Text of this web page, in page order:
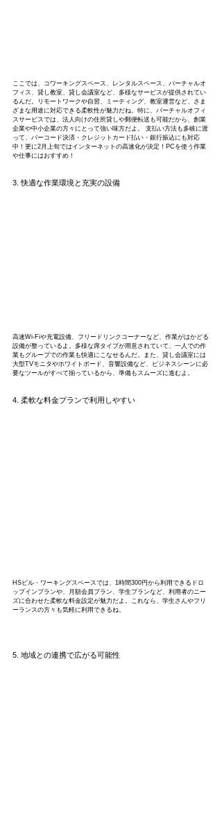
ここでは、コワーキングスペース、レンタルスペース、バーチャルオ
フィス、貸し教室、貸し会議室など、多様なサービスが提供されてい
るんだ。リモートワークや自習、ミーティング、教室運営など、さま
ざまな用途に対応できる柔軟性が魅力だね。特に、バーチャルオフィ
スサービスでは、法人向けの住所貸しや郵便転送も可能だから、創業
企業や中小企業の方々にとって強い味方だよ。 支払い方法も多岐に渡
って、バーコード決済・クレジットカード払い・銀行振込にも対応
中！更に2月上旬ではインターネットの高速化が決定！PCを使う作業
や仕事にはおすすめ！
3. 快適な作業環境と充実の設備
高速Wi-Fiや充電設備、フリードリンクコーナーなど、作業がはかどる
設備が整っているよ。多様な席タイプが用意されていて、一人での作
業もグループでの作業も快適にこなせるんだ。また、貸し会議室には
大型TVモニタやホワイトボード、音響設備など、ビジネスシーンに必
要なツールがすべて揃っているから、準備もスムーズに進むよ。
4. 柔軟な料金プランで利用しやすい
HSビル・ワーキングスペースでは、1時間300円から利用できるドロ
ップインプランや、月額会員プラン、学生プランなど、利用者のニー
ズに合わせた柔軟な料金設定が魅力だよ。これなら、学生さんやフリ
ーランスの方々も気軽に利用できるね。
5. 地域との連携で広がる可能性